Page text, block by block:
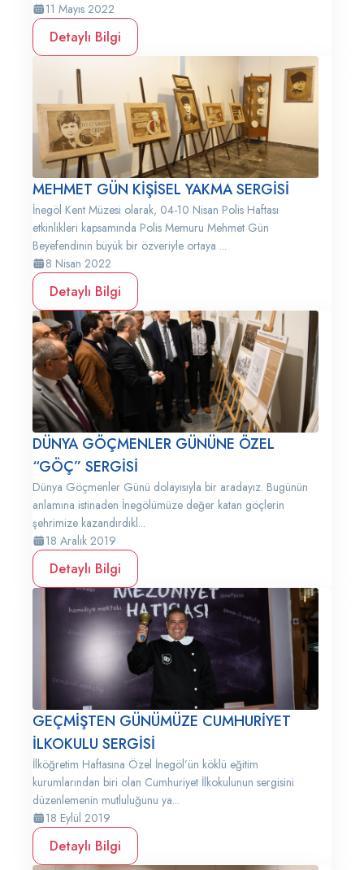
11 Mayıs 2022
Detaylı Bilgi
MEHMET GÜN KİŞİSEL YAKMA SERGİSİ
İnegöl Kent Müzesi olarak, 04-10 Nisan Polis Haftası
etkinlikleri kapsamında Polis Memuru Mehmet Gün
Beyefendinin büyük bir özveriyle ortaya ...
8 Nisan 2022
Detaylı Bilgi
DÜNYA GÖÇMENLER GÜNÜNE ÖZEL
“GÖÇ” SERGİSİ
Dünya Göçmenler Günü dolayısıyla bir aradayız. Bugünün
anlamına istinaden İnegölümüze değer katan göçlerin
şehrimize kazandırdıkl...
18 Aralık 2019
Detaylı Bilgi
GEÇMİŞTEN GÜNÜMÜZE CUMHURİYET
İLKOKULU SERGİSİ
İlköğretim Haftasına Özel İnegöl’ün köklü eğitim
kurumlarından biri olan Cumhuriyet İlkokulunun sergisini
düzenlemenin mutluluğunu ya...
18 Eylül 2019
Detaylı Bilgi